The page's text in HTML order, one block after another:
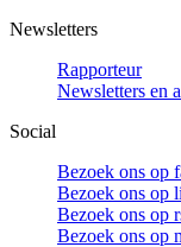
Newsletters
Rapporteur
Newsletters en
Social
Bezoek ons op
Bezoek ons op
Bezoek ons op
Bezoek ons op